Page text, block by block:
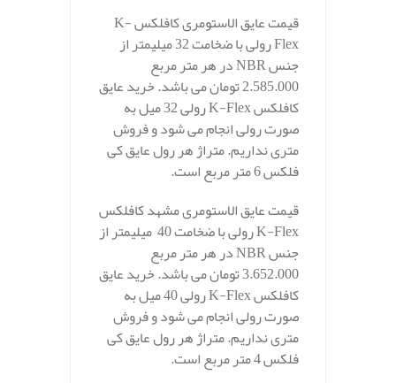
قیمت عایق الاستومری کافلکس K-
Flex رولی با ضخامت 32 میلیمتر از
جنس NBR در هر متر مربع
2.585.000 تومان می باشد. خرید عایق
کافلکس K-Flex رولی 32 میل به
صورت رولی انجام می شود و فروش
متری نداریم. متراژ هر رول عایق کی
فلکس 6 متر مربع است.
قیمت عایق الاستومری مشهد کافلکس
K-Flex رولی با ضخامت 40 میلیمتر از
جنس NBR در هر متر مربع
3.652.000 تومان می باشد. خرید عایق
کافلکس K-Flex رولی 40 میل به
صورت رولی انجام می شود و فروش
متری نداریم. متراژ هر رول عایق کی
فلکس 4 متر مربع است.